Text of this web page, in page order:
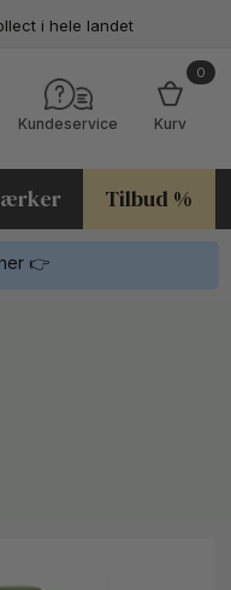
i hele landet
Kundeservice
0
Kurv
Tilbud %
👉